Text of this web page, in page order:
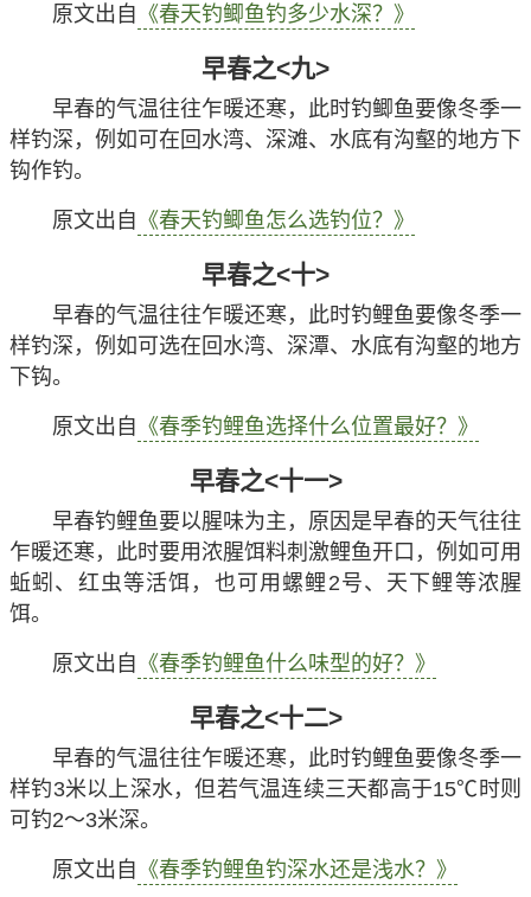
原文出自 《春天钓鲫鱼钓多少水深？》
早春之<九>
早春的气温往往乍暖还寒，此时钓鲫鱼要像冬季一
样钓深，例如可在回水湾、深滩、水底有沟壑的地方下
钩作钓。
原文出自 《春天钓鲫鱼怎么选钓位？》
早春之<十>
早春的气温往往乍暖还寒，此时钓鲤鱼要像冬季一
样钓深，例如可选在回水湾、深潭、水底有沟壑的地方
下钩。
原文出自 《春季钓鲤鱼选择什么位置最好？》
早春之<十一>
早春钓鲤鱼要以腥味为主，原因是早春的天气往往
乍暖还寒，此时要用浓腥饵料刺激鲤鱼开口，例如可用
蚯蚓、红虫等活饵，也可用螺鲤2号、天下鲤等浓腥
饵。
原文出自 《春季钓鲤鱼什么味型的好？》
早春之<十二>
早春的气温往往乍暖还寒，此时钓鲤鱼要像冬季一
样钓3米以上深水，但若气温连续三天都高于15℃时则
可钓2～3米深。
原文出自 《春季钓鲤鱼钓深水还是浅水？》